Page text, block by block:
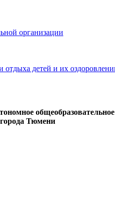
организации
отдыха детей и их
общеобразовательное
Тюмени